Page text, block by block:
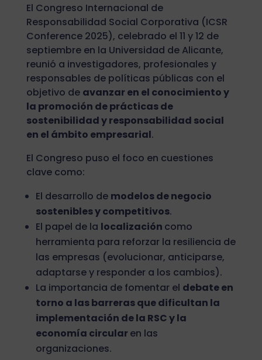
El Congreso Internacional de
Responsabilidad Social Corporativa (ICSR
Conference 2025), celebrado el 11 y 12 de
septiembre en la Universidad de Alicante,
reunió a investigadores, profesionales y
responsables de políticas públicas con el
objetivo de avanzar en el conocimiento y
la promoción de prácticas de
sostenibilidad y responsabilidad social
en el ámbito empresarial.
El Congreso puso el foco en cuestiones
clave como:
El desarrollo de modelos de negocio
sostenibles y competitivos.
El papel de la localización como
herramienta para reforzar la resiliencia de
las empresas (evolucionar, anticiparse,
adaptarse y responder a los cambios).
La importancia de fomentar el debate en
torno a las barreras que dificultan la
implementación de la RSC y la
economía circularen las
organizaciones.